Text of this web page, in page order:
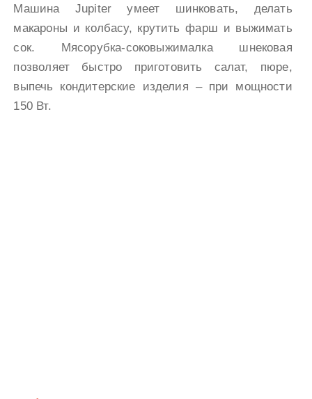
Машина Jupiter умеет шинковать, делать
макароны и колбасу, крутить фарш и выжимать
сок. Мясорубка-соковыжималка шнековая
позволяет быстро приготовить салат, пюре,
выпечь кондитерские изделия – при мощности
150 Вт.